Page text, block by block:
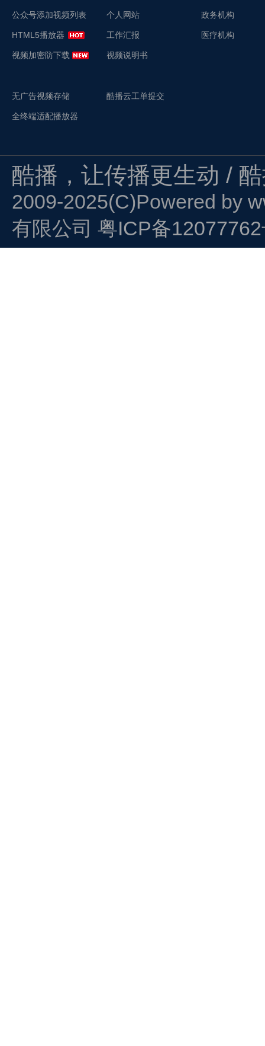
公众号添加视频列表
HTML5播放器
视频加密防下载
无广告视频存储
全终端适配播放器
个人网站
工作汇报
视频说明书
酷播云工单提交
政务机构
医疗机构
酷播，让传播更生动 /
2009-2025(C)Powered by
有限公司 粤ICP备